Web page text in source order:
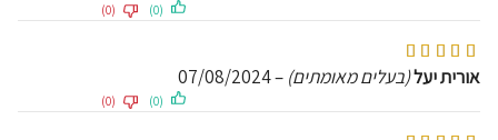
(0)
(0)
אורית יעל(בעלים מאומתים) –
07/08/2024
(0)
(0)